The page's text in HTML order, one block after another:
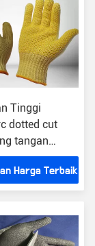
Tinggi
dotted cut
tangan
slip terbuat
Harga Terbaik